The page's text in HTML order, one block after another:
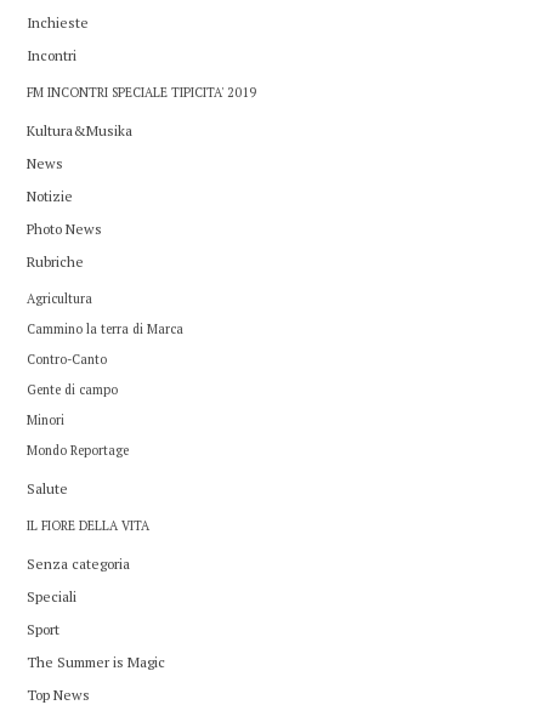
Inchieste
Incontri
FM INCONTRI SPECIALE TIPICITA' 2019
Kultura&Musika
News
Notizie
Photo News
Rubriche
Agricultura
Cammino la terra di Marca
Contro-Canto
Gente di campo
Minori
Mondo Reportage
Salute
IL FIORE DELLA VITA
Senza categoria
Speciali
Sport
The Summer is Magic
Top News